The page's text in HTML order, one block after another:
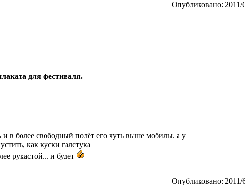
Опубликовано: 2011/
для фестиваля.
и в более свободный полёт его чуть выше мобилы. а у
как куски галстука
рукастой... и будет
Опубликовано: 2011/